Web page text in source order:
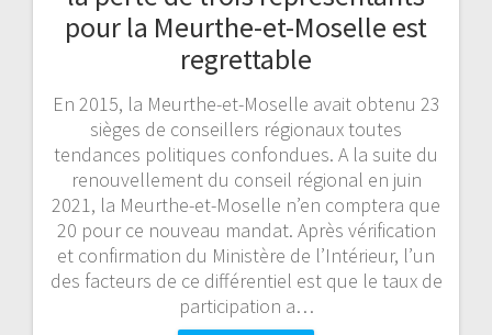
pour la Meurthe-et-Moselle est
regrettable
En 2015, la Meurthe-et-Moselle avait obtenu 23
sièges de conseillers régionaux toutes
tendances politiques confondues. A la suite du
renouvellement du conseil régional en juin
2021, la Meurthe-et-Moselle n’en comptera que
20 pour ce nouveau mandat. Après vérification
et confirmation du Ministère de l’Intérieur, l’un
des facteurs de ce différentiel est que le taux de
participation a…